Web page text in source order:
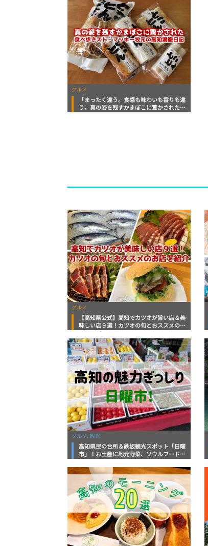
グルメ
「まったく違う。食感も味わいも香りも違
う。真の姿を残すかまぼこに驚かされた」
グルメ
【高知県公式】高知でカツオが旨い店＆美
味しい店９選！カツオの旬とおススメのお
グルメ, 観光
高知県民の台所＆鉄板観光スポット「日曜
市」！お土産に地元野菜、ソウルフードま
底解説！